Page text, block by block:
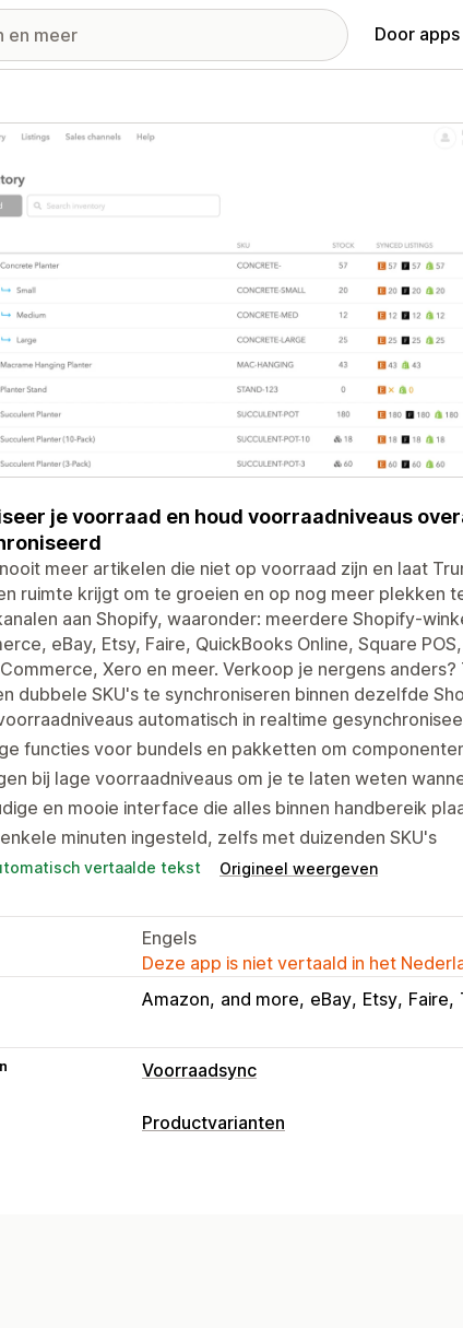
Door
uitgelichte afbeeldingen
je voorraad en houd voorraadniveaus
meer artikelen die niet op voorraad zijn en laat
ruimte krijgt om te groeien en op nog meer plekken
aan Shopify, waaronder: meerdere Shopify-
eBay, Etsy, Faire, QuickBooks Online, Square
Xero en meer. Verkoop je nergens
dubbele SKU's te synchroniseren binnen dezelfde
automatisch in realtime
functies voor bundels en pakketten om
bij lage voorraadniveaus om je te laten weten
en mooie interface die alles binnen handbereik
minuten ingesteld, zelfs met duizenden SKU's
vertaalde tekst Origineel weergeven
Engels
Deze app is niet vertaald in het
Amazon and more eBay Etsy Faire
Voorraadsync
Synchronisatietype
Productvarianten